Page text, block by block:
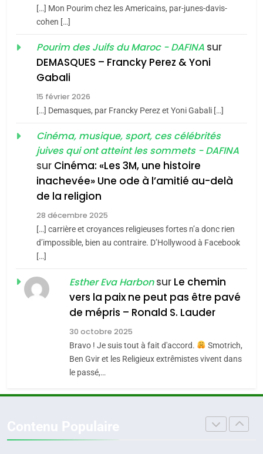
du terroir
Oeil ravageur – Vanessa
De Loya Stauber
«Tu dis génocide, je dis
guerre»: La nouvelle
chanson de Boy George
ISRAÉL JUDAISME
Accords d’Isaac:
l’alliance pourrait
s’étendre à 13 pays
d’Amérique latine
ISRAÉL JUDAISME
2025, l’année la plus
meurtrière selon le
FIÈRE, DIGNE ET RÉSILIENTE :
[…] Mon Pourim chez les Americains, par-junes-davis-
cohen […]
Pourim des Juifs du Maroc - DAFINA sur
DEMASQUES – Francky Perez & Yoni
Gabali
15 février 2026
[…] Demasques, par Francky Perez et Yoni Gabali […]
Cinéma, musique, sport, ces célébrités
juives qui ont atteint les sommets - DAFINA
sur Cinéma: «Les 3M, une histoire
inachevée» Une ode à l’amitié au-delà
de la religion
28 décembre 2025
[…] carrière et croyances religieuses fortes n’a donc rien
d’impossible, bien au contraire. D’Hollywood à Facebook
[…]
Esther Eva Harbonsur Le chemin
vers la paix ne peut pas être pavé
de mépris – Ronald S. Lauder
30 octobre 2025
Bravo ! Je suis tout à fait d'accord.
Smotrich,
Ben Gvir et les Religieux extrêmistes vivent dans
le passé,…
meurtrière selon le rapport
l’antisémitisme
FIÈRE, DIGNE ET RÉSILIENTE :
POURQUOI JE REVENDIQUE
MA JUDAÏTE par Thérèse
Zrihen-Dvir
ISRAÉL
CE QUI NOUS MANQUE –
JUDAISME
Maroc : Les amandes de
Tafraout, le miel de Tadla
Azilal consacrés produits
du terroir
DAFINA MAROC
Oeil ravageur – Vanessa De